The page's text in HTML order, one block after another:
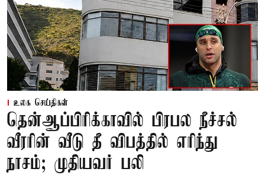
உலக செய்திகள்
தென்ஆப்பிரிக்காவில் பிரபல நீச்சல்
வீரரின் வீடு தீ விபத்தில் எரிந்து
நாசம்; முதியவர் பலி